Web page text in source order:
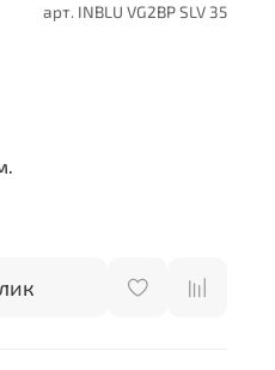
арт. INBLU VG2BP SLV 35